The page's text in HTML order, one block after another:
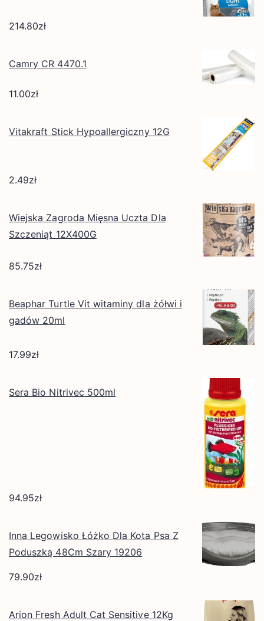
214.80zł
Camry CR 4470.1
11.00zł
Vitakraft Stick Hypoallergiczny 12G
2.49zł
Wiejska Zagroda Mięsna Uczta Dla
Szczeniąt 12X400G
85.75zł
Beaphar Turtle Vit witaminy dla żółwi i
gadów 20ml
17.99zł
Sera Bio Nitrivec 500ml
94.95zł
Inna Legowisko Łóżko Dla Kota Psa Z
Poduszką 48Cm Szary 19206
79.90zł
Arion Fresh Adult Cat Sensitive 12Kg